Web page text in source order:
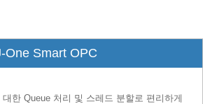
One Smart OPC
한 Queue 처리 및 스레드 분할로 편리하게